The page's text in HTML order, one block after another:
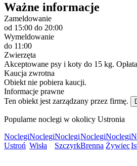
Ważne informacje
Zameldowanie
od 15:00 do 20:00
Wymeldowanie
do 11:00
Zwierzęta
Akceptowane psy i koty do 15 kg.
Kaucja zwrotna
Obiekt nie pobiera kaucji.
Informacje prawne
Ten obiekt jest zarządzany przez firmę.
Popularne noclegi w okolicy Ustronia
Noclegi
Ustroń
Noclegi
Wisła
Noclegi
Szczyrk
Noclegi
Brenna
Noclegi
Żywiec